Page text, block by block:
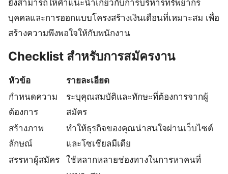
ยังสามารถให้คำแนะนำเกี่ยวกับการบริหารทรัพยากร
บุคคลและการออกแบบโครงสร้างเงินเดือนที่เหมาะสม เพื่อ
สร้างความพึงพอใจให้กับพนักงาน
Checklist สำหรับการสมัครงาน
หัวข้อ
รายละเอียด
กำหนดความ
ต้องการ
ระบุคุณสมบัติและทักษะที่ต้องการจากผู้
สมัคร
สร้างภาพ
ลักษณ์
ทำให้ธุรกิจของคุณน่าสนใจผ่านเว็บไซต์
และโซเชียลมีเดีย
สรรหาผู้สมัคร
ใช้หลากหลายช่องทางในการหาคนที่